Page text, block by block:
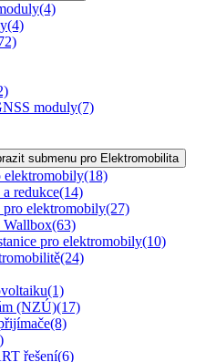
(4)
(4)
moduly(7)
submenu pro Elektromobilita
elektromobily(18)
redukce(14)
pro elektromobily(27)
Wallbox(63)
pro elektromobily(10)
(24)
(1)
(NZÚ)(17)
(8)
řešení(6)